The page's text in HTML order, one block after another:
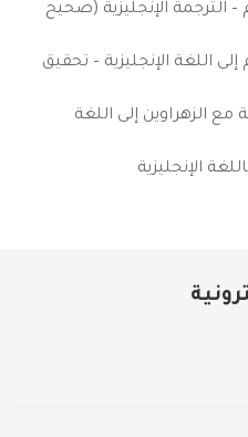
– الترجمة الإنجليزية (صحيح
اللغة الإنجليزية – تحقيق
الزهراوين إلى اللغة
الإنجليزية